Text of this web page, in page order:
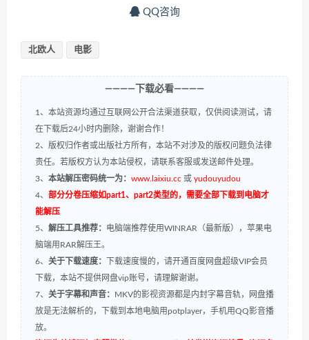
QQ咨询
北欧人 电影
————下载必看————
1、本站资源均通过互联网公开合法渠道获取，仅供阅读测试，请
在下载后24小时内删除，谢谢合作！
2、版权归作者或出版社方所有，本站不对涉及的版权问题负法律
责任。若版权方认为本站侵权，请联系客服或发送邮件处理。
3、 本站解压密码统一为： www.laixiu.cc 或 yudouyudou
4、 部分分卷压缩如part1、part2类型的，需要全部下载到电脑才
能解压
5、 解压工具推荐： 电脑端推荐使用WINRAR（最新版），苹果电
脑端用RAR解压王。
6、 关于下载速度：
下载速度慢的，请开通百度网盘超级VIP会员
下载，本站不提供网盘vip账号，请理解谢谢。
7、 关于字幕和声音： MKV的影视资源都是内封字幕音轨，网盘播
放是无法解析的，下载到本地电脑用potplayer，手机用QQ影音播
放。